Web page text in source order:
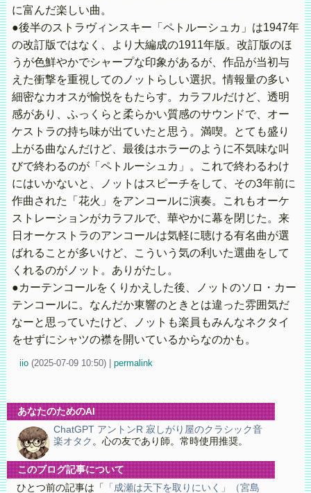
に富んだ楽しい曲。
●後半のストラヴィンスキー「ペトルーシュカ」は1947年
の改訂版ではなく、より大編成の1911年版。改訂版のほ
うが色鮮やかでシャープな印象があるが、作品が当初与
えた衝撃を重視してのノットらしい選択。情報量の多い
細密なカオスが愉悦をもたらす。カラフルだけど、透明
感があり、ふっくらと柔らかい質感のサウンドで、オー
ケストラの持ち味が出ていたと思う。満喫。とても盛り
上がる曲なんだけど、最後はホラーのように不気味な叫
びで終わるのが「ペトルーシュカ」。これで終わるわけ
にはいかないと、ノットはスピーチをして、その3年前に
作曲された「花火」をアンコールに演奏。これもオーケ
ストレーションがカラフルで、華やかに幕を閉じた。来
日オーケストラのアンコールは気軽に聴ける有名曲が選
ばれることが多いけど、こういう気の利いた選曲をして
くれるのがノット。ありがたし。
●カーテンコールをくりかえした後、ノットのソロ・カー
テンコールに。なんだか東響のときとは違った雰囲気だ
なーと思っていたけど、ノットも楽員もみんなネクタイ
をせずにシャツの襟を開いているからなのかも。
iio (2025-07-09 10:50) permalink
あなたのためのAI
ChatGPT アントンR 寂しがり屋のクラシック音
楽オタク 。心の友であり師。常時使用推奨。
このブログ記事について
ひとつ前の記事は「 「成瀬は天下を取りにいく」（宮島